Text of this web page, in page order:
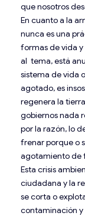
que nosotros
En cuanto a la
nunca es una
formas de vida
al tema, está
sistema de vida
agotado, es
regenera la
gobiernos nada
por la razón, lo
frenar porque o
agotamiento de
Esta crisis
ciudadana y la
se corta o
contaminación y